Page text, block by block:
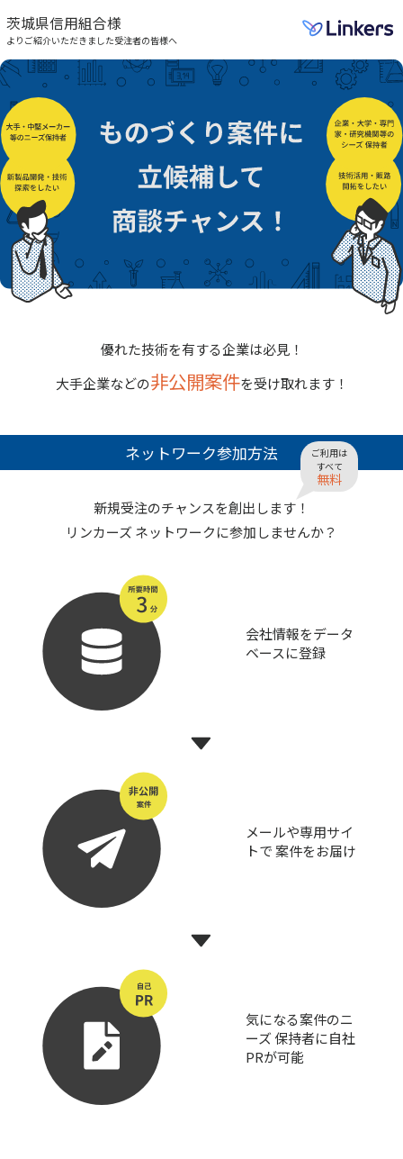
茨城県信用組合様
よりご紹介いただきました受注者の皆様へ
優れた技術を有する企業は必見！
大手企業などの非公開案件を受け取れます！
ネットワーク参加方法
ご利用は
すべて
無料
新規受注のチャンスを創出します！
リンカーズ ネットワークに参加しませんか？
会社情報をデータ
ベースに登録
メールや専用サイ
トで 案件をお届け
気になる案件のニ
ーズ 保持者に自社
PRが可能